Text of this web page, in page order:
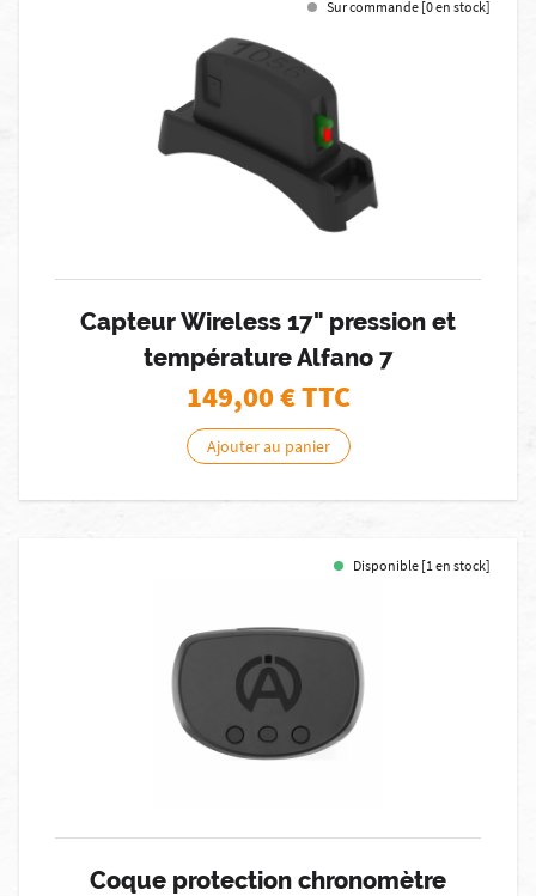
Sur commande [0 en stock]
Capteur Wireless 17" pression et
température Alfano 7
149,00€ TTC
Ajouter au panier
Disponible [1 en stock]
Coque protection chronomètre